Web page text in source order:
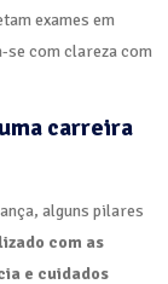
exames em
se com clareza com
carreira
alguns pilares
com as
e cuidados